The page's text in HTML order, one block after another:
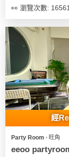
👀 瀏覽次數:
經
Party Room ∙ 旺角
eeoo